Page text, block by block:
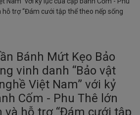
trợ “Đám cưới tập thể theo nếp sống
Bánh Mứt Kẹo Bảo
vinh danh “Bảo vật
Việt Nam” với kỷ
Cốm - Phu Thê lớn
và hỗ trợ “Đám cưới tập